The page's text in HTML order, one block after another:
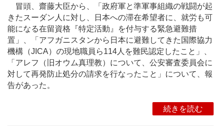
冒頭、齋藤大臣から、「政府軍と準軍事組織の戦闘が起
きたスーダン人に対し、日本への滞在希望者に、就労も可
能になる在留資格『特定活動』を付与する緊急避難措
置」、「アフガニスタンから日本に避難してきた国際協力
機構（JICA）の現地職員ら114人を難民認定したこと」、
「アレフ（旧オウム真理教）について、公安審査委員会に
対して再発防止処分の請求を行なったこと」について、報
告があった。
続きを読む